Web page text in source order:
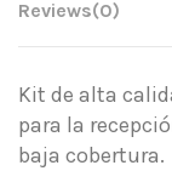
Reviews(0)
Kit de alta
para la
baja cobertura.